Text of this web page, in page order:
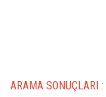
ARAMA SONUÇLARI :